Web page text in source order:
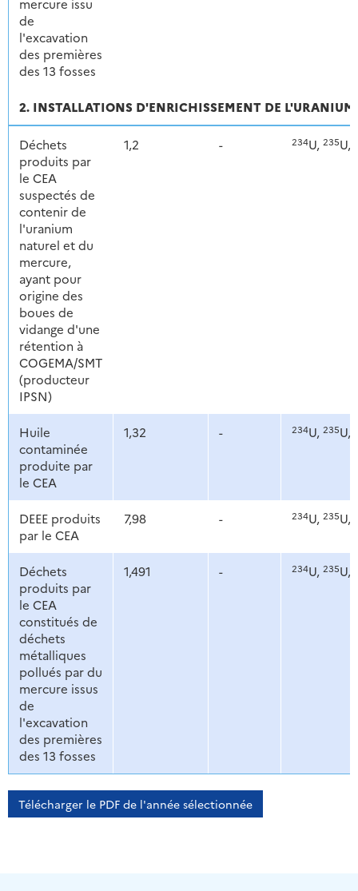
mercure issu
de
l'excavation
des premières
des 13 fosses
2. INSTALLATIONS D'ENRICHISSEMENT DE L'URANIUM
Déchets
produits par
le CEA
suspectés de
contenir de
l'uranium
naturel et du
mercure,
ayant pour
origine des
boues de
vidange d'une
rétention à
COGEMA/SMT
(producteur
IPSN)
1,2 - 234U, 235U,
Huile
contaminée
produite par
le CEA
1,32 - 234U, 235U,
DEEE produits
par le CEA
7,98 - 234U, 235U,
Déchets
produits par
le CEA
constitués de
déchets
métalliques
pollués par du
mercure issus
de
l'excavation
des premières
des 13 fosses
1,491 - 234U, 235U,
Télécharger le PDF de l'année sélectionnée